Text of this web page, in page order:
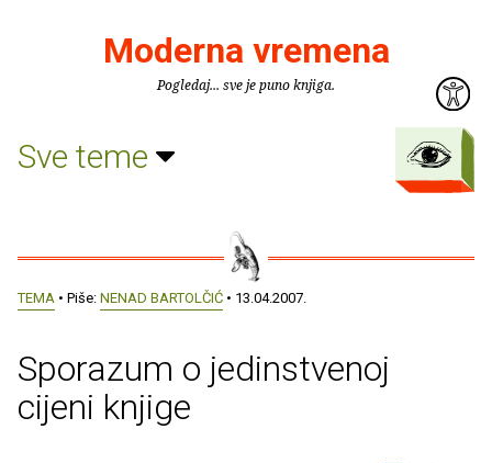
Moderna vremena
Pogledaj... sve je puno knjiga.
Sve teme
TEMA • Piše: NENAD BARTOLČIĆ • 13.04.2007.
Sporazum o jedinstvenoj
cijeni knjige